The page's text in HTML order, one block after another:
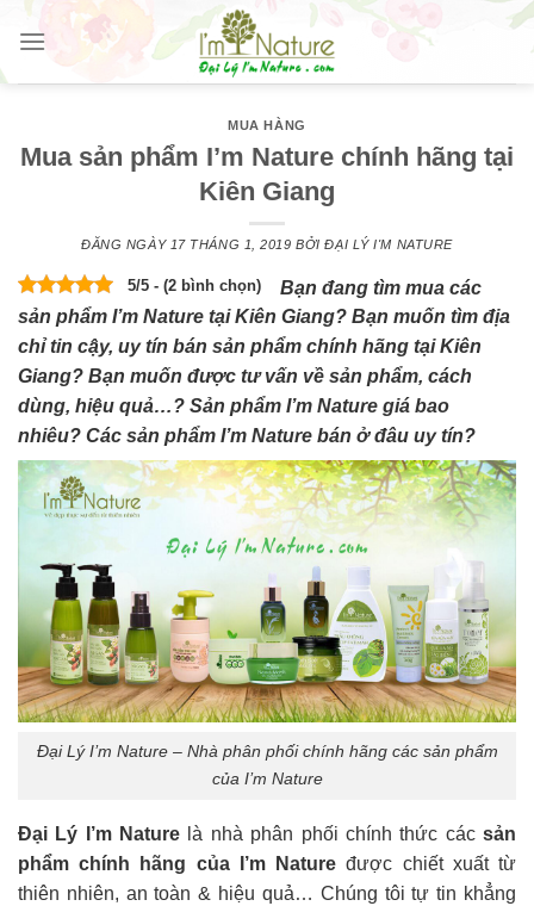
Skip
content
MUA HÀNG
Mua sản phẩm I’m Nature chính hãng tại
Kiên Giang
ĐĂNG NGÀY 17 THÁNG 1, 2019 BỞIĐẠI LÝ I'M NATURE
5/5 - (2 bình chọn)
Bạn đang tìm mua các
sản phẩm I’m Nature tại Kiên Giang? Bạn muốn tìm địa
chỉ tin cậy, uy tín bán sản phẩm chính hãng tại Kiên
Giang? Bạn muốn được tư vấn về sản phẩm, cách
dùng, hiệu quả…? Sản phẩm I’m Nature giá bao
nhiêu? Các sản phẩm I’m Nature bán ở đâu uy tín?
Đại Lý I’m Nature – Nhà phân phối chính hãng các sản phẩm
của I’m Nature
Đại Lý I’m Nature là nhà phân phối chính thức cácsản
phẩm chính hãng của I’m Natuređược chiết xuất từ
thiên nhiên, an toàn & hiệu quả… Chúng tôi tự tin khẳng